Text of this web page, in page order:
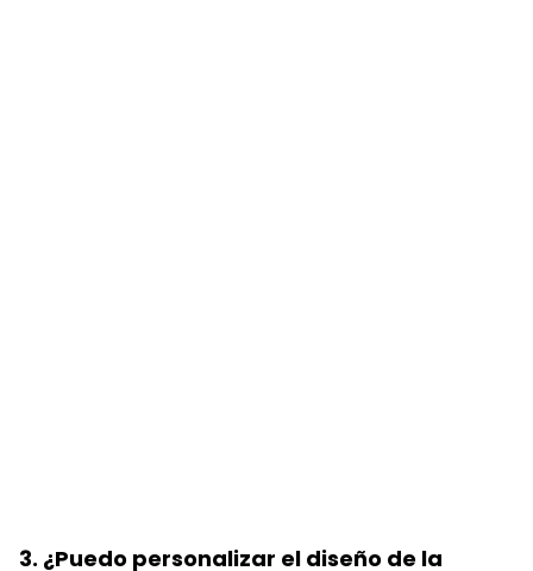
3. ¿Puedo personalizar el diseño de la